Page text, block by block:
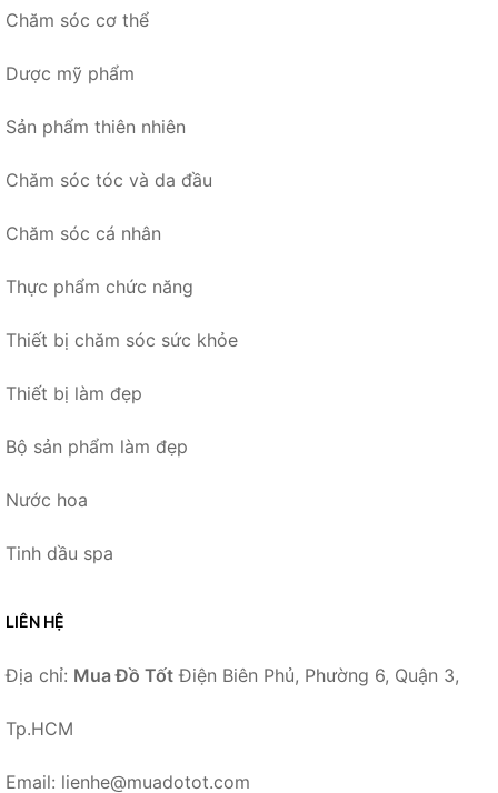
Chăm sóc cơ thể
Dược mỹ phẩm
Sản phẩm thiên nhiên
Chăm sóc tóc và da đầu
Chăm sóc cá nhân
Thực phẩm chức năng
Thiết bị chăm sóc sức khỏe
Thiết bị làm đẹp
Bộ sản phẩm làm đẹp
Nước hoa
Tinh dầu spa
LIÊN HỆ
Địa chỉ: Mua Đồ Tốt Điện Biên Phủ, Phường 6, Quận 3,
Tp.HCM
Email: lienhe@muadotot.com